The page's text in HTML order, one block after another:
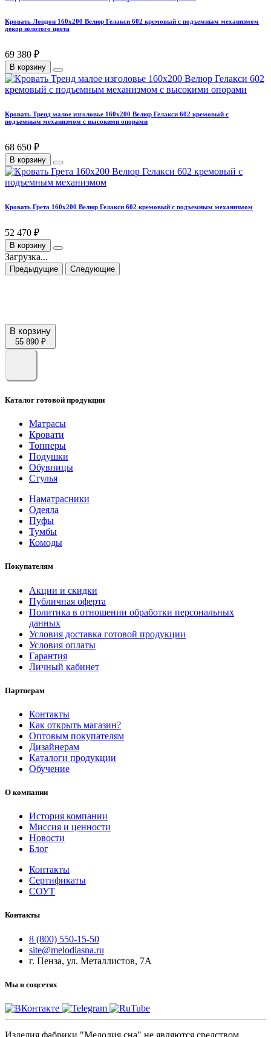
Кровать Лондон 160х200 Велюр Гелакси 602 кремовый с подъемным механизмом
декор золотого цвета
69 380 ₽
В корзину
Кровать Тренд малое изголовье 160х200 Велюр Гелакси 602 кремовый с
подъемным механизмом с высокими опорами
68 650 ₽
В корзину
Кровать Грета 160х200 Велюр Гелакси 602 кремовый с подъемным механизмом
52 470 ₽
В корзину
Загрузка...
Предыдущие Следующие
В корзину
55 890 ₽
Каталог готовой продукции
Матрасы
Кровати
Топперы
Подушки
Обувницы
Стулья
Наматрасники
Одеяла
Пуфы
Тумбы
Комоды
Покупателям
Акции и скидки
Публичная оферта
Политика в отношении обработки персональных
данных
Условия доставка готовой продукции
Условия оплаты
Гарантия
Личный кабинет
Партнерам
Контакты
Как открыть магазин?
Оптовым покупателям
Дизайнерам
Каталоги продукции
Обучение
О компании
История компании
Миссия и ценности
Новости
Блог
Контакты
Сертификаты
СОУТ
Контакты
8 (800) 550-15-50
site@melodiasna.ru
г. Пенза, ул. Металлистов, 7А
Мы в соцсетях
Изделия фабрики "Мелодия сна" не являются средством